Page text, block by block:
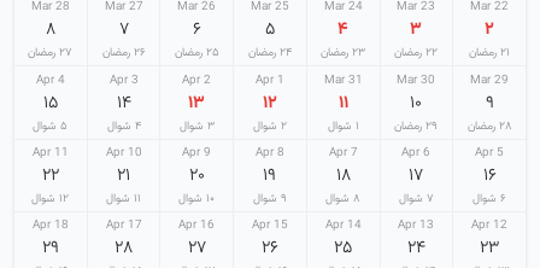
22 Mar
۲
۲۱ رمضان
23 Mar
۳
۲۲ رمضان
24 Mar
۴
۲۳ رمضان
25 Mar
۵
۲۴ رمضان
26 Mar
۶
۲۵ رمضان
27 Mar
۷
۲۶ رمضان
28 Mar
۸
۲۷ رمضان
29 Mar
۹
۲۸ رمضان
30 Mar
۱۰
۲۹ رمضان
31 Mar
۱۱
۱ شوال
1 Apr
۱۲
۲ شوال
2 Apr
۱۳
۳ شوال
3 Apr
۱۴
۴ شوال
4 Apr
۱۵
۵ شوال
5 Apr
۱۶
۶ شوال
6 Apr
۱۷
۷ شوال
7 Apr
۱۸
۸ شوال
8 Apr
۱۹
۹ شوال
9 Apr
۲۰
۱۰ شوال
10 Apr
۲۱
۱۱ شوال
11 Apr
۲۲
۱۲ شوال
12 Apr
۲۳
13 Apr
۲۴
14 Apr
۲۵
15 Apr
۲۶
16 Apr
۲۷
17 Apr
۲۸
18 Apr
۲۹